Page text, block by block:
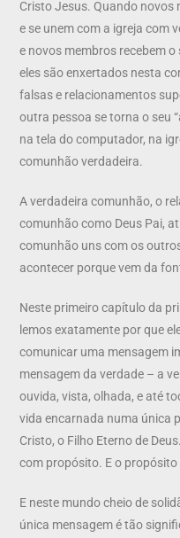
Cristo Jesus. Quando novos
e se unem com a igreja com
e novos membros recebem
eles são enxertados nesta
falsas e relacionamentos
outra pessoa se torna o seu
na tela do computador, na
comunhão verdadeira.
A verdadeira comunhão, o
comunhão como Deus Pai,
comunhão uns com os
acontecer porque vem da
Neste primeiro capítulo da
lemos exatamente por que
comunicar uma mensagem
mensagem da verdade – a
ouvida, vista, olhada, e até
vida encarnada numa única
Cristo, o Filho Eterno de
com propósito. E o propósito
E neste mundo cheio de
única mensagem é tão